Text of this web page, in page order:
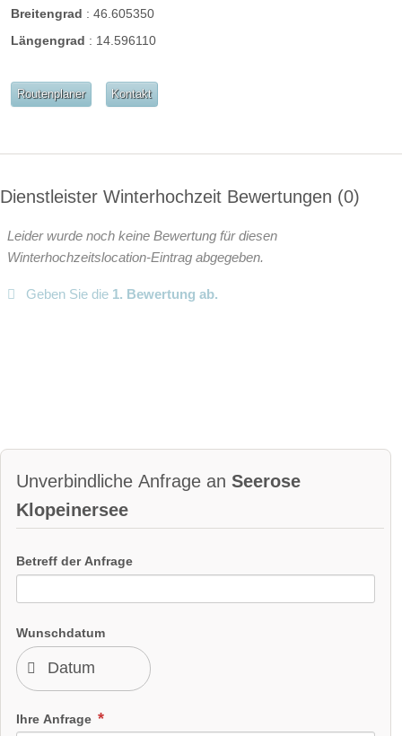
Facebook
weitere Unterlagen
Breitengrad : 46.605350
Längengrad : 14.596110
Routenplaner Kontakt
Dienstleister Winterhochzeit Bewertungen 0
Leider wurde noch keine Bewertung für diesen
Winterhochzeitslocation-Eintrag abgegeben.
Geben Sie die 1. Bewertung ab.
Unverbindliche Anfrage an Seerose
Klopeinersee
Betreff der Anfrage
Wunschdatum
Ihre Anfrage